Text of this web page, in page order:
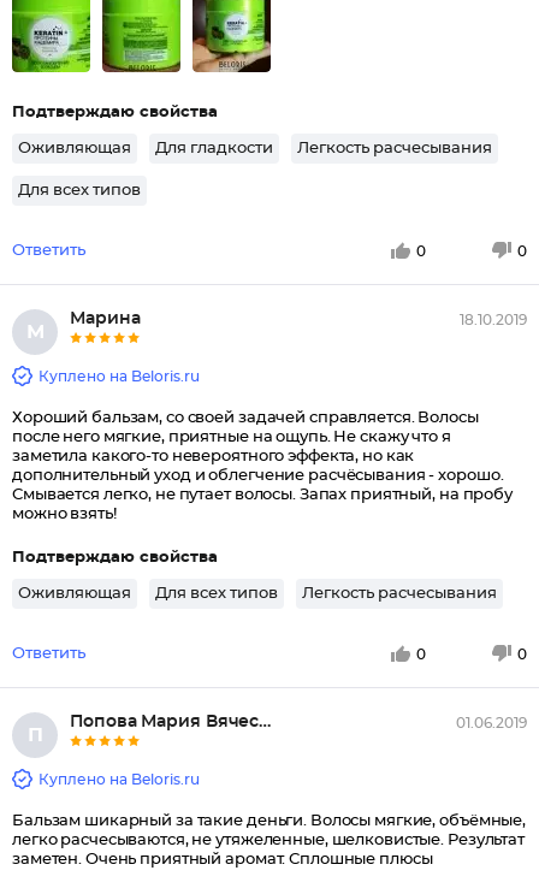
Подтверждаю свойства
Оживляющая Для гладкости Легкость расчесывания
Для всех типов
Ответить 0 0
М
Марина 18.10.2019
Куплено на Beloris.ru
Хороший бальзам, со своей задачей справляется. Волосы
после него мягкие, приятные на ощупь. Не скажу что я
заметила какого-то невероятного эффекта, но как
дополнительный уход и облегчение расчёсывания - хорошо.
Смывается легко, не путает волосы. Запах приятный, на пробу
можно взять!
Подтверждаю свойства
Оживляющая Для всех типов Легкость расчесывания
Ответить 0 0
П
Попова Мария Вячеславовна 01.06.2019
Куплено на Beloris.ru
Бальзам шикарный за такие деньги. Волосы мягкие, объёмные,
легко расчесываются, не утяжеленные, шелковистые. Результат
заметен. Очень приятный аромат. Сплошные плюсы